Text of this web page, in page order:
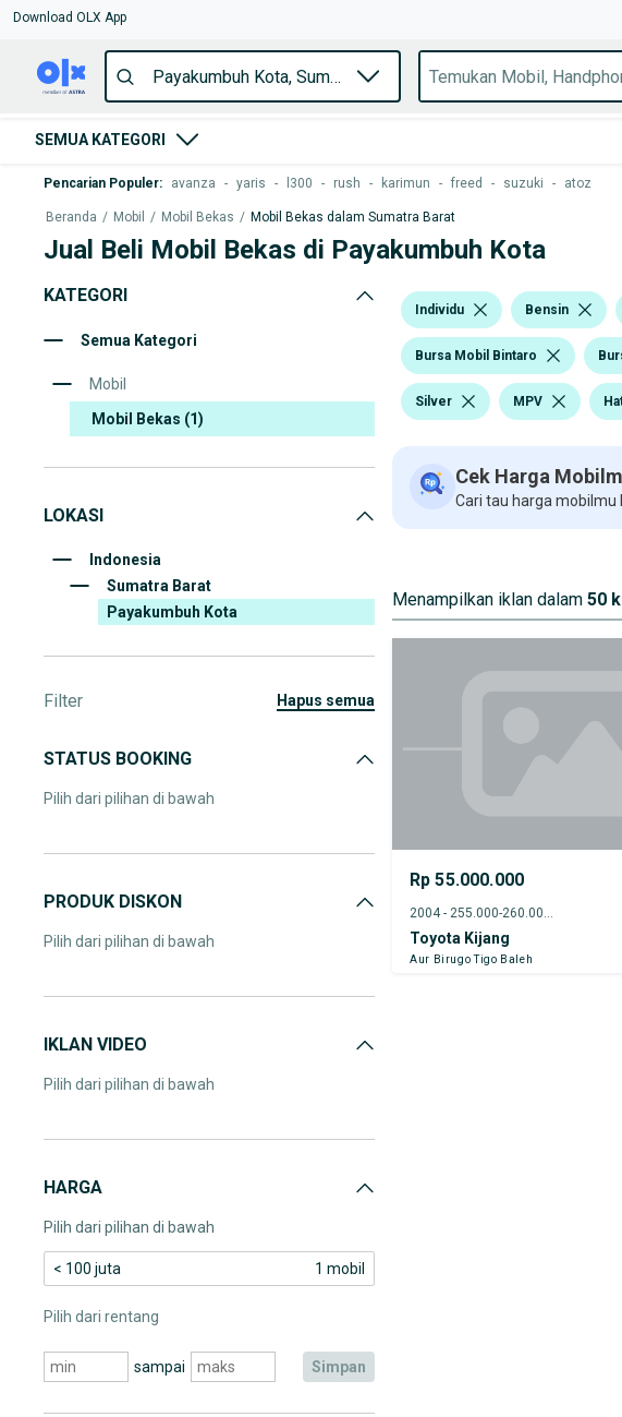
Download OLX App
SEMUA KATEGORI
Pencarian Populer: avanza - yaris - l300 - rush - karimun - freed - suzuki - atoz
Beranda / Mobil / Mobil Bekas / Mobil Bekas dalam Sumatra Barat
Jual Beli Mobil Bekas di Payakumbuh Kota
KATEGORI
Semua Kategori
Mobil
Mobil Bekas (1)
LOKASI
Indonesia
Sumatra Barat
Payakumbuh Kota
Filter hapus semua
STATUS BOOKING
Pilih dari pilihan di bawah
PRODUK DISKON
Pilih dari pilihan di bawah
IKLAN VIDEO
Pilih dari pilihan di bawah
HARGA
Pilih dari pilihan di bawah
< 100 juta 1 mobil
Pilih dari rentang
sampai simpan
Individu Bensin
Bursa Mobil Bintaro
Silver MPV
Cek Harga
Cari tau harga mobilmu
Menampilkan iklan dalam 50
Rp 55.000.000
Toyota Kijang
Aur Birugo Tigo Baleh